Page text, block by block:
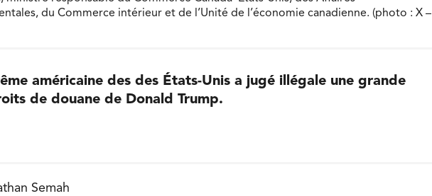
du Commerce intérieur et de l’Unité de l’économie canadienne. (photo : X –
américaine des des États-Unis a jugé illégale une grande
de douane de Donald Trump.
Semah